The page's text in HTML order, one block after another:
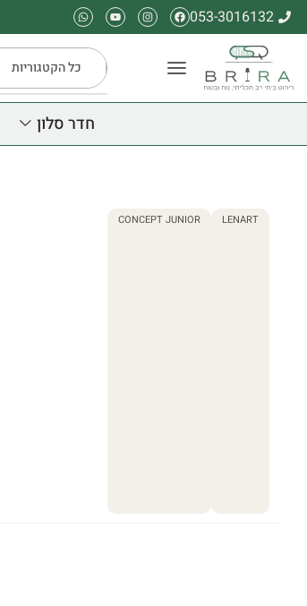
053-3016132
חדר סלון
LENART
CONCEPT JUNIOR